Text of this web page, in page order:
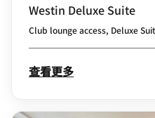
Westin Deluxe Suite
Club lounge access, Deluxe
查看更多